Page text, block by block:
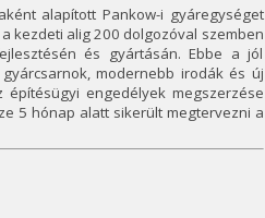
alapított Pankow-i gyáregységet
kezdeti alig 200 dolgozóval szemben
és gyártásán. Ebbe a jól
modernebb irodák és új
engedélyek megszerzése
5 hónap alatt sikerült megtervezni a